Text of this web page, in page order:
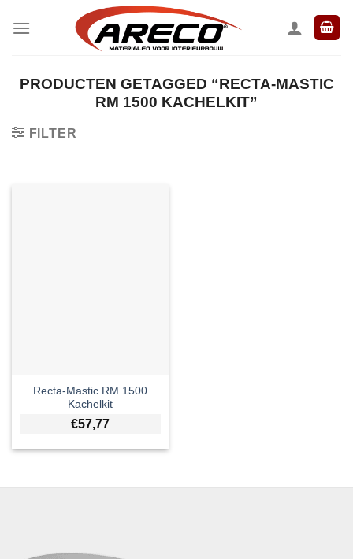
naar
PRODUCTEN GETAGGED “RECTA-MASTIC
RM 1500 KACHELKIT”
FILTER
Recta-Mastic RM 1500
Kachelkit
€57,77